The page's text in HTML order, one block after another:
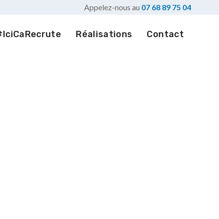
Appelez-nous au 07 68 89 75 04
Réalisations Contact